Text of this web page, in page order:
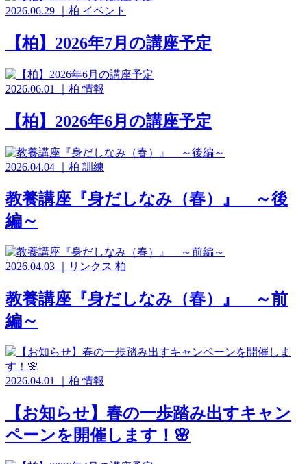
2026.06.29 柏 イベント
【柏】2026年7月の講座予定
2026.06.01 柏 情報
【柏】2026年6月の講座予定
2026.04.04 柏 訓練
教養講座『身だしなみ（春）』 ～後
編～
2026.04.03 リンクス 柏
教養講座『身だしなみ（春）』 ～前
編～
2026.04.01 柏 情報
【お知らせ】春の一歩踏み出すキャン
ペーンを開催します！🌸